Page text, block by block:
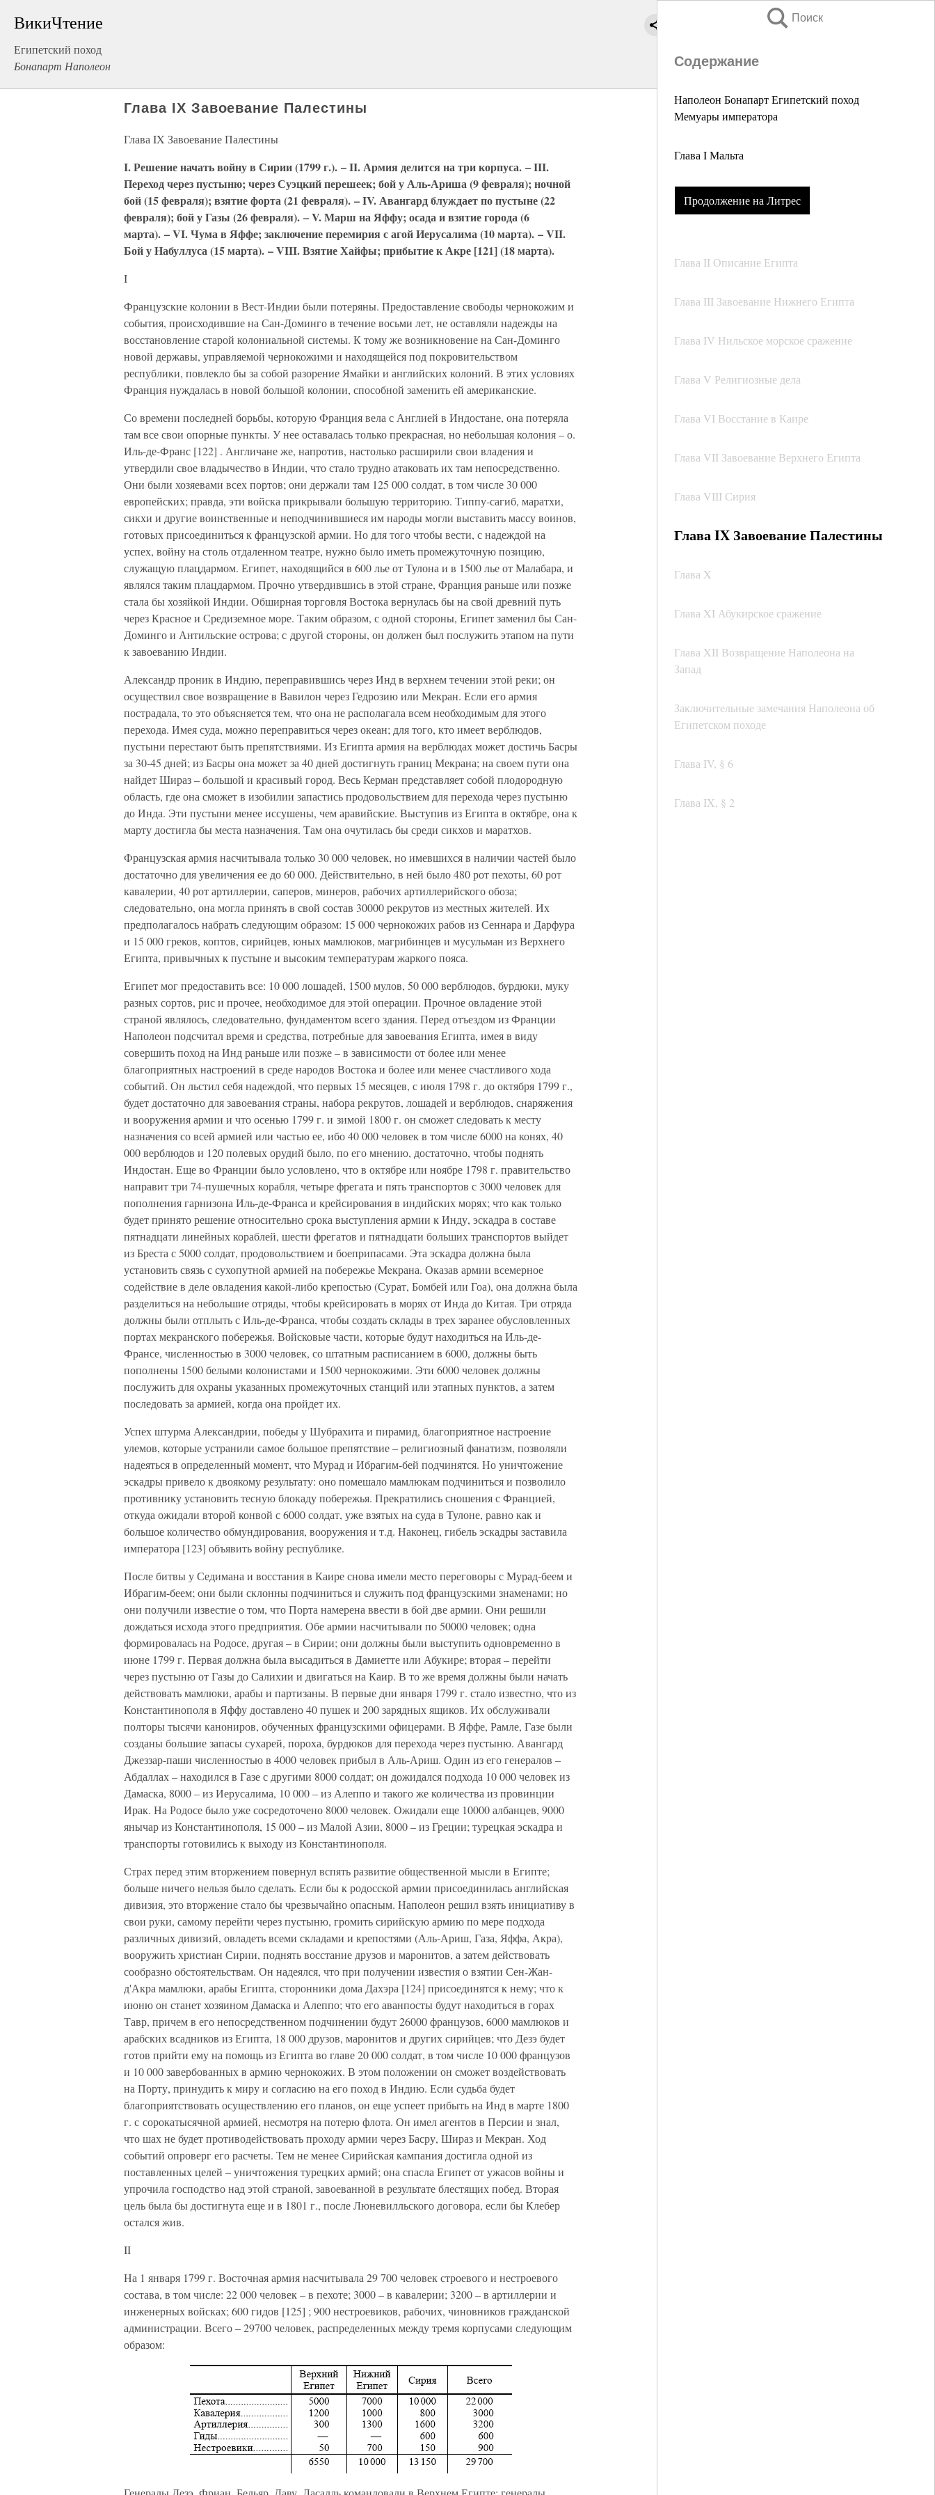
ВикиЧтение
Египетский поход
Бонапарт Наполеон
Поиск
Содержание
Наполеон Бонапарт Египетский поход
Мемуары императора
Глава I Мальта
Продолжение на Литрес
Глава II Описание Египта
Глава III Завоевание Нижнего Египта
Глава IV Нильское морское сражение
Глава V Религиозные дела
Глава VI Восстание в Каире
Глава VII Завоевание Верхнего Египта
Глава VIII Сирия
Глава IX Завоевание Палестины
Глава X
Глава XI Абукирское сражение
Глава XII Возвращение Наполеона на
Запад
Заключительные замечания Наполеона об
Египетском походе
Глава IV, § 6
Глава IX, § 2
Глава IX Завоевание Палестины
Глава IX Завоевание Палестины
I. Решение начать войну в Сирии (1799 г.). – II. Армия делится на три корпуса. – III.
Переход через пустыню; через Суэцкий перешеек; бой у Аль-Ариша (9 февраля); ночной
бой (15 февраля); взятие форта (21 февраля). – IV. Авангард блуждает по пустыне (22
февраля); бой у Газы (26 февраля). – V. Марш на Яффу; осада и взятие города (6
марта). – VI. Чума в Яффе; заключение перемирия с агой Иерусалима (10 марта). – VII.
Бой у Набуллуса (15 марта). – VIII. Взятие Хайфы; прибытие к Акре [121] (18 марта).
I
Французские колонии в Вест-Индии были потеряны. Предоставление свободы чернокожим и
события, происходившие на Сан-Доминго в течение восьми лет, не оставляли надежды на
восстановление старой колониальной системы. К тому же возникновение на Сан-Доминго
новой державы, управляемой чернокожими и находящейся под покровительством
республики, повлекло бы за собой разорение Ямайки и английских колоний. В этих условиях
Франция нуждалась в новой большой колонии, способной заменить ей американские.
Со времени последней борьбы, которую Франция вела с Англией в Индостане, она потеряла
там все свои опорные пункты. У нее оставалась только прекрасная, но небольшая колония – о.
Иль-де-Франс [122] . Англичане же, напротив, настолько расширили свои владения и
утвердили свое владычество в Индии, что стало трудно атаковать их там непосредственно.
Они были хозяевами всех портов; они держали там 125 000 солдат, в том числе 30 000
европейских; правда, эти войска прикрывали большую территорию. Типпу-сагиб, маратхи,
сикхи и другие воинственные и неподчинившиеся им народы могли выставить массу воинов,
готовых присоединиться к французской армии. Но для того чтобы вести, с надеждой на
успех, войну на столь отдаленном театре, нужно было иметь промежуточную позицию,
служащую плацдармом. Египет, находящийся в 600 лье от Тулона и в 1500 лье от Малабара, и
являлся таким плацдармом. Прочно утвердившись в этой стране, Франция раньше или позже
стала бы хозяйкой Индии. Обширная торговля Востока вернулась бы на свой древний путь
через Красное и Средиземное море. Таким образом, с одной стороны, Египет заменил бы Сан-
Доминго и Антильские острова; с другой стороны, он должен был послужить этапом на пути
к завоеванию Индии.
Александр проник в Индию, переправившись через Инд в верхнем течении этой реки; он
осуществил свое возвращение в Вавилон через Гедрозию или Мекран. Если его армия
пострадала, то это объясняется тем, что она не располагала всем необходимым для этого
перехода. Имея суда, можно переправиться через океан; для того, кто имеет верблюдов,
пустыни перестают быть препятствиями. Из Египта армия на верблюдах может достичь Басры
за 30-45 дней; из Басры она может за 40 дней достигнуть границ Мекрана; на своем пути она
найдет Шираз – большой и красивый город. Весь Керман представляет собой плодородную
область, где она сможет в изобилии запастись продовольствием для перехода через пустыню
до Инда. Эти пустыни менее иссушены, чем аравийские. Выступив из Египта в октябре, она к
марту достигла бы места назначения. Там она очутилась бы среди сикхов и маратхов.
Французская армия насчитывала только 30 000 человек, но имевшихся в наличии частей было
достаточно для увеличения ее до 60 000. Действительно, в ней было 480 рот пехоты, 60 рот
кавалерии, 40 рот артиллерии, саперов, минеров, рабочих артиллерийского обоза;
следовательно, она могла принять в свой состав 30000 рекрутов из местных жителей. Их
предполагалось набрать следующим образом: 15 000 чернокожих рабов из Сеннара и Дарфура
и 15 000 греков, коптов, сирийцев, юных мамлюков, магрибинцев и мусульман из Верхнего
Египта, привычных к пустыне и высоким температурам жаркого пояса.
Египет мог предоставить все: 10 000 лошадей, 1500 мулов, 50 000 верблюдов, бурдюки, муку
разных сортов, рис и прочее, необходимое для этой операции. Прочное овладение этой
страной являлось, следовательно, фундаментом всего здания. Перед отъездом из Франции
Наполеон подсчитал время и средства, потребные для завоевания Египта, имея в виду
совершить поход на Инд раньше или позже – в зависимости от более или менее
благоприятных настроений в среде народов Востока и более или менее счастливого хода
событий. Он льстил себя надеждой, что первых 15 месяцев, с июля 1798 г. до октября 1799 г.,
будет достаточно для завоевания страны, набора рекрутов, лошадей и верблюдов, снаряжения
и вооружения армии и что осенью 1799 г. и зимой 1800 г. он сможет следовать к месту
назначения со всей армией или частью ее, ибо 40 000 человек в том числе 6000 на конях, 40
000 верблюдов и 120 полевых орудий было, по его мнению, достаточно, чтобы поднять
Индостан. Еще во Франции было условлено, что в октябре или ноябре 1798 г. правительство
направит три 74-пушечных корабля, четыре фрегата и пять транспортов с 3000 человек для
пополнения гарнизона Иль-де-Франса и крейсирования в индийских морях; что как только
будет принято решение относительно срока выступления армии к Инду, эскадра в составе
пятнадцати линейных кораблей, шести фрегатов и пятнадцати больших транспортов выйдет
из Бреста с 5000 солдат, продовольствием и боеприпасами. Эта эскадра должна была
установить связь с сухопутной армией на побережье Meкрана. Оказав армии всемерное
содействие в деле овладения какой-либо крепостью (Сурат, Бомбей или Гоа), она должна была
разделиться на небольшие отряды, чтобы крейсировать в морях от Инда до Китая. Три отряда
должны были отплыть с Иль-де-Франса, чтобы создать склады в трех заранее обусловленных
портах мекранского побережья. Войсковые части, которые будут находиться на Иль-де-
Франсе, численностью в 3000 человек, со штатным расписанием в 6000, должны быть
пополнены 1500 белыми колонистами и 1500 чернокожими. Эти 6000 человек должны
послужить для охраны указанных промежуточных станций или этапных пунктов, а затем
последовать за армией, когда она пройдет их.
Успех штурма Александрии, победы у Шубрахита и пирамид, благоприятное настроение
улемов, которые устранили самое большое препятствие – религиозный фанатизм, позволяли
надеяться в определенный момент, что Мурад и Ибрагим-бей подчинятся. Но уничтожение
эскадры привело к двоякому результату: оно помешало мамлюкам подчиниться и позволило
противнику установить тесную блокаду побережья. Прекратились сношения с Францией,
откуда ожидали второй конвой с 6000 солдат, уже взятых на суда в Тулоне, равно как и
большое количество обмундирования, вооружения и т.д. Наконец, гибель эскадры заставила
императора [123] объявить войну республике.
После битвы у Седимана и восстания в Каире снова имели место переговоры с Мурад-беем и
Ибрагим-беем; они были склонны подчиниться и служить под французскими знаменами; но
они получили известие о том, что Порта намерена ввести в бой две армии. Они решили
дождаться исхода этого предприятия. Обе армии насчитывали по 50000 человек; одна
формировалась на Родосе, другая – в Сирии; они должны были выступить одновременно в
июне 1799 г. Первая должна была высадиться в Дамиетте или Абукире; вторая – перейти
через пустыню от Газы до Салихии и двигаться на Каир. В то же время должны были начать
действовать мамлюки, арабы и партизаны. В первые дни января 1799 г. стало известно, что из
Константинополя в Яффу доставлено 40 пушек и 200 зарядных ящиков. Их обслуживали
полторы тысячи канониров, обученных французскими офицерами. В Яффе, Рамле, Газе были
созданы большие запасы сухарей, пороха, бурдюков для перехода через пустыню. Авангард
Джеззар-паши численностью в 4000 человек прибыл в Аль-Ариш. Один из его генералов –
Абдаллах – находился в Газе с другими 8000 солдат; он дожидался подхода 10 000 человек из
Дамаска, 8000 – из Иерусалима, 10 000 – из Алеппо и такого же количества из провинции
Ирак. На Родосе было уже сосредоточено 8000 человек. Ожидали еще 10000 албанцев, 9000
янычар из Константинополя, 15 000 – из Малой Азии, 8000 – из Греции; турецкая эскадра и
транспорты готовились к выходу из Константинополя.
Страх перед этим вторжением повернул вспять развитие общественной мысли в Египте;
больше ничего нельзя было сделать. Если бы к родосской армии присоединилась английская
дивизия, это вторжение стало бы чрезвычайно опасным. Наполеон решил взять инициативу в
свои руки, самому перейти через пустыню, громить сирийскую армию по мере подхода
различных дивизий, овладеть всеми складами и крепостями (Аль-Ариш, Газа, Яффа, Акра),
вооружить христиан Сирии, поднять восстание друзов и маронитов, а затем действовать
сообразно обстоятельствам. Он надеялся, что при получении известия о взятии Сен-Жан-
д'Акра мамлюки, арабы Египта, сторонники дома Дахэра [124] присоединятся к нему; что к
июню он станет хозяином Дамаска и Алеппо; что его аванпосты будут находиться в горах
Тавр, причем в его непосредственном подчинении будут 26000 французов, 6000 мамлюков и
арабских всадников из Египта, 18 000 друзов, маронитов и других сирийцев; что Дезэ будет
готов прийти ему на помощь из Египта во главе 20 000 солдат, в том числе 10 000 французов
и 10 000 завербованных в армию чернокожих. В этом положении он сможет воздействовать
на Порту, принудить к миру и согласию на его поход в Индию. Если судьба будет
благоприятствовать осуществлению его планов, он еще успеет прибыть на Инд в марте 1800
г. с сорокатысячной армией, несмотря на потерю флота. Он имел агентов в Персии и знал,
что шах не будет противодействовать проходу армии через Басру, Шираз и Мекран. Ход
событий опроверг его расчеты. Тем не менее Сирийская кампания достигла одной из
поставленных целей – уничтожения турецких армий; она спасла Египет от ужасов войны и
упрочила господство над этой страной, завоеванной в результате блестящих побед. Вторая
цель была бы достигнута еще и в 1801 г., после Люневилльского договора, если бы Клебер
остался жив.
II
На 1 января 1799 г. Восточная армия насчитывала 29 700 человек строевого и нестроевого
состава, в том числе: 22 000 человек – в пехоте; 3000 – в кавалерии; 3200 – в артиллерии и
инженерных войсках; 600 гидов [125] ; 900 нестроевиков, рабочих, чиновников гражданской
администрации. Всего – 29700 человек, распределенных между тремя корпусами следующим
образом: